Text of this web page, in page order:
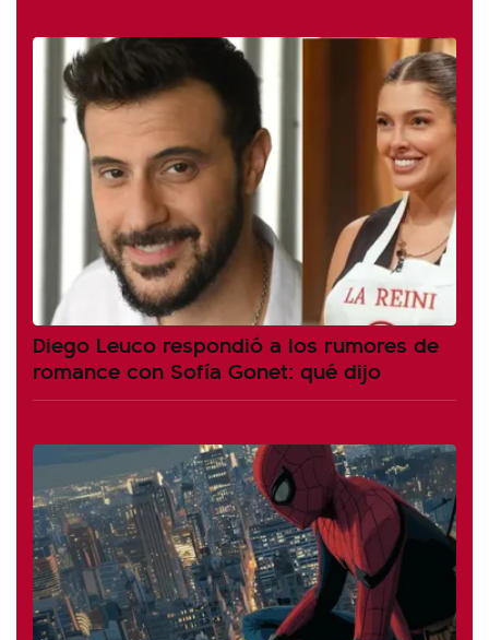
Diego Leuco respondió a los rumores de
romance con Sofía Gonet: qué dijo